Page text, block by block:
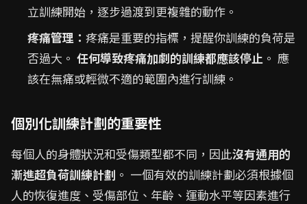
立訓練開始，逐步過渡到更複雜的動作。
疼痛管理： 疼痛是重要的指標，提醒你訓練的負荷是
否過大。 任何導致疼痛加劇的訓練都應該停止 。 應
該在無痛或輕微不適的範圍內進行訓練。
個別化訓練計劃的重要性
每個人的身體狀況和受傷類型都不同，因此沒有通用的
漸進超負荷訓練計劃 。 一個有效的訓練計劃必須根據個
人的恢復進度、受傷部位、年齡、運動水平等因素進行